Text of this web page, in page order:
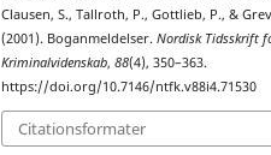
Clausen, S., Tallroth, P., Gottlieb, P., &
(2001). Boganmeldelser.Nordisk Tidsskrift
Kriminalvidenskab,88(4), 350–363.
https://doi.org/10.7146/ntfk.v88i4.71530
Citationsformater